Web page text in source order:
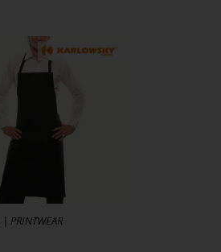
Artikel ansehen
| PRINTWEAR